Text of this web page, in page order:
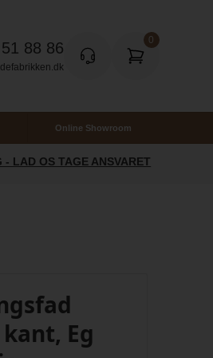
88 86
Online Showroom
LAD OS TAGE ANSVARET
Eg